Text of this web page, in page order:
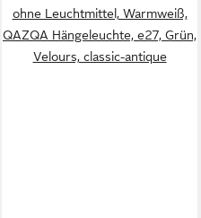
ohne Leuchtmittel, Warmweiß,
QAZQA Hängeleuchte, e27, Grün,
Velours, classic-antique